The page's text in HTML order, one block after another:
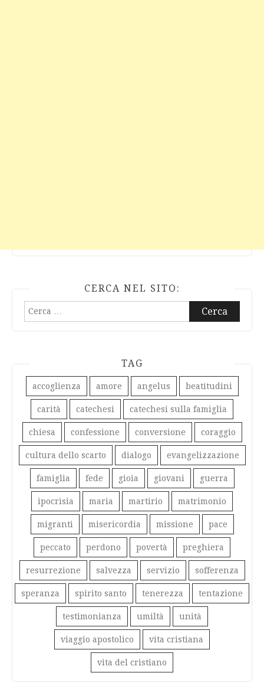
CERCA NEL SITO:
Ricerca
per:
TAG
accoglienza amore angelus beatitudini
carità catechesi catechesi sulla famiglia
chiesa confessione conversione coraggio
cultura dello scarto dialogo evangelizzazione
famiglia fede gioia giovani guerra
ipocrisia maria martirio matrimonio
migranti misericordia missione pace
peccato perdono povertà preghiera
resurrezione salvezza servizio sofferenza
speranza spirito santo tenerezza tentazione
testimonianza umiltà unità
viaggio apostolico vita cristiana
vita del cristiano